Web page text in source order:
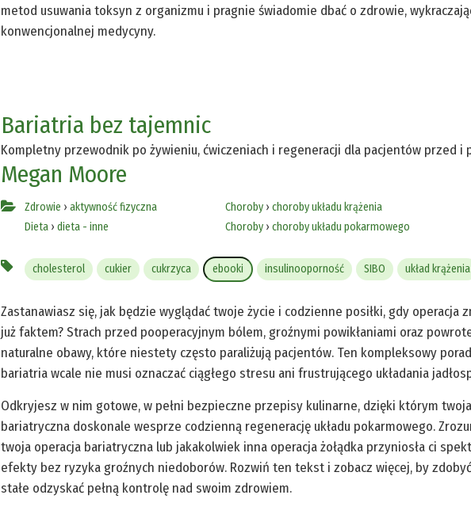
metod usuwania toksyn z organizmu i pragnie świadomie dbać o zdrowie,
konwencjonalnej medycyny.
Bariatria bez tajemnic
Kompletny przewodnik po żywieniu, ćwiczeniach i regeneracji dla pacjentów przed i
Megan Moore
Zdrowie › aktywność fizyczna
Dieta› dieta - inne
Choroby› choroby układu krążenia
Choroby› choroby układu pokarmowego
cholesterol cukier cukrzyca ebooki insulinooporność SIBO układ krążenia
Zastanawiasz się, jak będzie wyglądać twoje życie i codzienne posiłki, gdy operacja
już faktem? Strach przed pooperacyjnym bólem, groźnymi powikłaniami oraz
naturalne obawy, które niestety często paraliżują pacjentów. Ten kompleksowy
bariatria wcale nie musi oznaczać ciągłego stresu ani frustrującego układania
Odkryjesz w nim gotowe, w pełni bezpieczne przepisy kulinarne, dzięki którym
bariatryczna doskonale wesprze codzienną regenerację układu pokarmowego.
twoja operacja bariatryczna lub jakakolwiek inna operacja żołądka przyniosła ci
efekty bez ryzyka groźnych niedoborów. Rozwiń ten tekst i zobacz więcej, by
stałe odzyskać pełną kontrolę nad swoim zdrowiem.